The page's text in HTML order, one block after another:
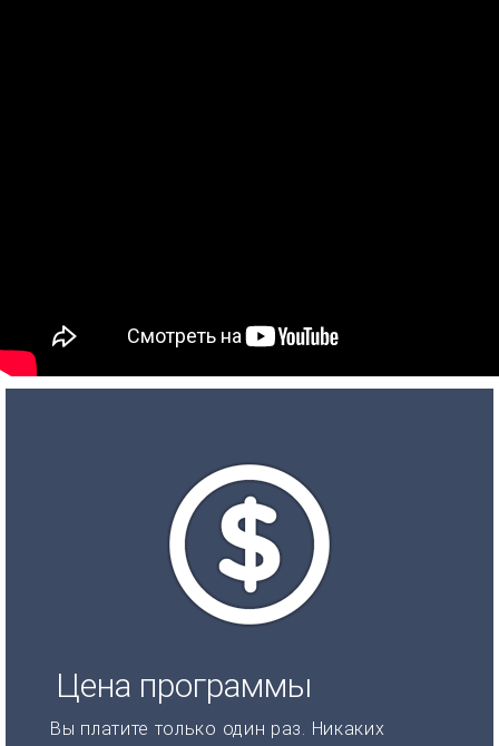
Цена программы
Вы платите только один раз. Никаких